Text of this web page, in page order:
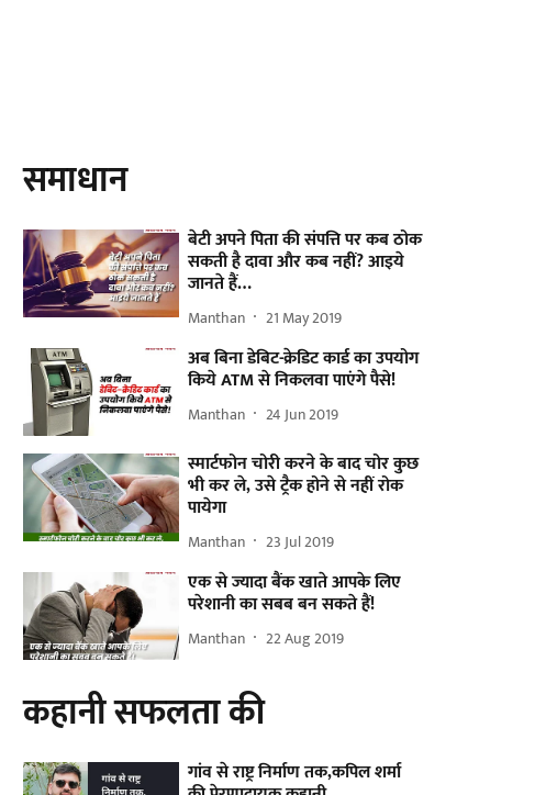
समाधान
बेटी अपने पिता की संपत्ति पर कब ठोक
सकती है दावा और कब नहीं? आइये
जानते हैं…
Manthan 21 May 2019
अब बिना डेबिट-क्रेडिट कार्ड का उपयोग
किये ATM से निकलवा पाएंगे पैसे!
Manthan 24 Jun 2019
स्मार्टफोन चोरी करने के बाद चोर कुछ
भी कर ले, उसे ट्रैक होने से नहीं रोक
पायेगा
Manthan 23 Jul 2019
एक से ज्यादा बैंक खाते आपके लिए
परेशानी का सबब बन सकते हैं!
Manthan 22 Aug 2019
कहानी सफलता की
गांव से राष्ट्र निर्माण तक,कपिल शर्मा